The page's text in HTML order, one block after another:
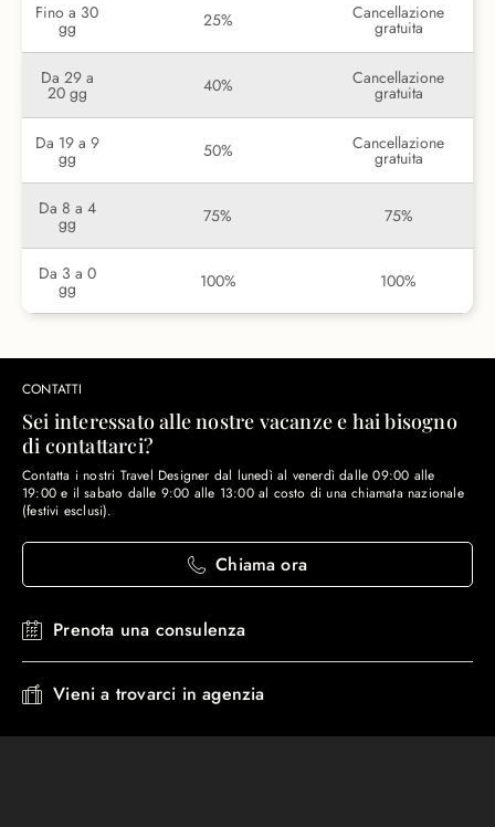
Fino a 30
gg 25% Cancellazione
gratuita
Da 29 a
20 gg 40% Cancellazione
gratuita
Da 19 a 9
gg 50% Cancellazione
gratuita
Da 8 a 4
gg 75% 75%
Da 3 a 0
gg 100% 100%
CONTATTI
Sei interessato alle nostre vacanze e hai bisogno
di contattarci?
Contatta i nostri Travel Designer dal lunedì al venerdì dalle 09:00 alle
19:00 e il sabato dalle 9:00 alle 13:00 al costo di una chiamata nazionale
(festivi esclusi).
Chiama ora
Prenota una consulenza
Vieni a trovarci in agenzia